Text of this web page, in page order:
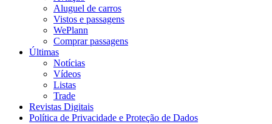
Aluguel de carros
Vistos e passagens
WePlann
Comprar passagens
Últimas
Notícias
Vídeos
Listas
Trade
Revistas Digitais
Política de Privacidade e Proteção de Dados